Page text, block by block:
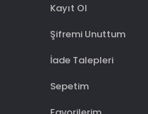
Kayıt Ol
Şifremi Unuttum
İade Talepleri
Sepetim